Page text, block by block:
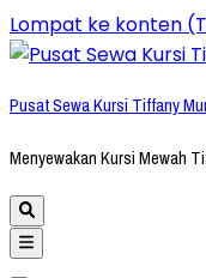
Lompat ke konten
Pusat Sewa Kursi Tiffany
Menyewakan Kursi Mewah